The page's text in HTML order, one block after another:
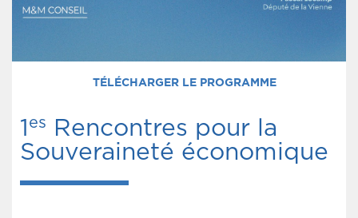
TÉLÉCHARGER LE PROGRAMME
1 es
Rencontres pour la
Souveraineté économique